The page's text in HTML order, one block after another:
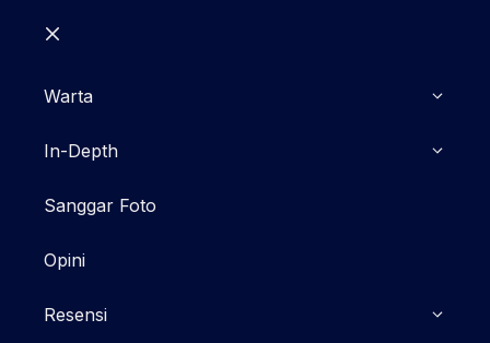
Warta
In-Depth
Sanggar Foto
Opini
Resensi